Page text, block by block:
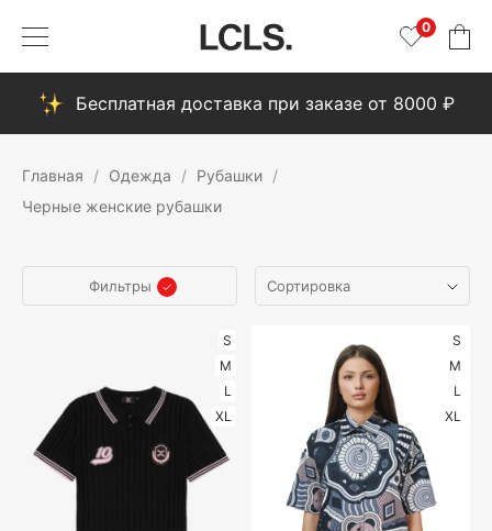
0
Бесплатная доставка при заказе от 8000 ₽
Главная Одежда
Рубашки
Черные женские рубашки
Фильтры
S
M
L
XL
S
M
L
XL